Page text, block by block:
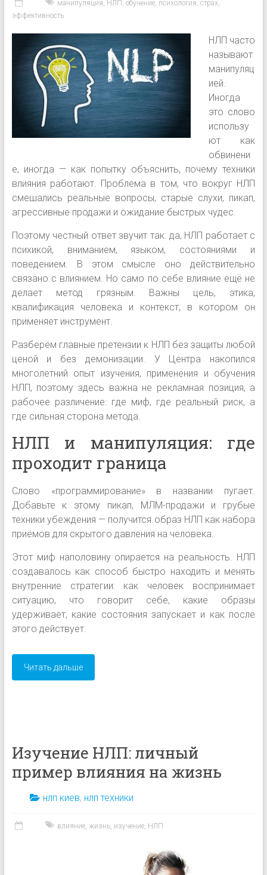
манипуляция, НЛП , обучение, психология, страх,
эффективность
НЛП часто
называют
манипуляц
ией.
Иногда
это слово
использу
ют как
обвинени
е, иногда — как попытку объяснить, почему техники
влияния работают. Проблема в том, что вокруг НЛП
смешались реальные вопросы, старые слухи, пикап,
агрессивные продажи и ожидание быстрых чудес.
Поэтому честный ответ звучит так: да, НЛП работает с
психикой, вниманием, языком, состояниями и
поведением. В этом смысле оно действительно
связано с влиянием. Но само по себе влияние ещё не
делает метод грязным. Важны цель, этика,
квалификация человека и контекст, в котором он
применяет инструмент.
Разберём главные претензии к НЛП без защиты любой
ценой и без демонизации. У Центра накопился
многолетний опыт изучения, применения и обучения
НЛП, поэтому здесь важна не рекламная позиция, а
рабочее различение: где миф, где реальный риск, а
где сильная сторона метода.
НЛП и манипуляция: где
проходит граница
Слово «программирование» в названии пугает.
Добавьте к этому пикап, МЛМ-продажи и грубые
техники убеждения — получится образ НЛП как набора
приёмов для скрытого давления на человека.
Этот миф наполовину опирается на реальность. НЛП
создавалось как способ быстро находить и менять
внутренние стратегии: как человек воспринимает
ситуацию, что говорит себе, какие образы
удерживает, какие состояния запускает и как после
этого действует.
Читать дальше
Изучение НЛП: личный
пример влияния на жизнь
нлп киев, нлп техники
влияние, жизнь, изучение, НЛП